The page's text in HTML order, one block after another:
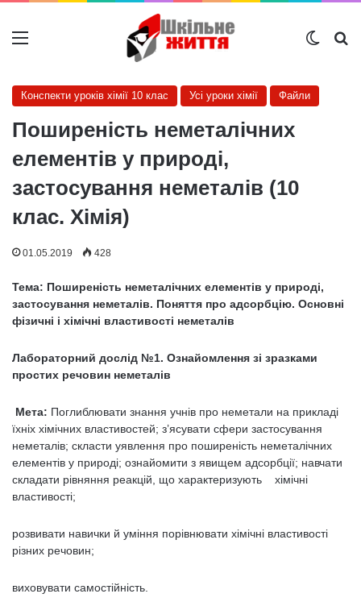
Меню
Конспекти уроків хімії 10 клас Усі уроки хімії Файли
Поширеність неметалічних
елементів у природі,
застосування неметалів (10
клас. Хімія)
01.05.2019 428
Тема: Поширеність неметалічних елементів у природі,
застосування неметалів. Поняття про адсорбцію. Основні
фізичні і хімічні властивості неметалів
Лабораторний дослід №1. Ознайомлення зі зразками
простих речовин неметалів
Мета: Поглиблювати знання учнів про неметали на прикладі
їхніх хімічних властивостей; з’ясувати сфери застосування
неметалів; скласти уявлення про поширеність неметалічних
елементів у природі; ознайомити з явищем адсорбції; навчати
складати рівняння реакцій, що характеризують хімічні
властивості;
розвивати навички й уміння порівнювати хімічні властивості
різних речовин;
виховувати самостійність.